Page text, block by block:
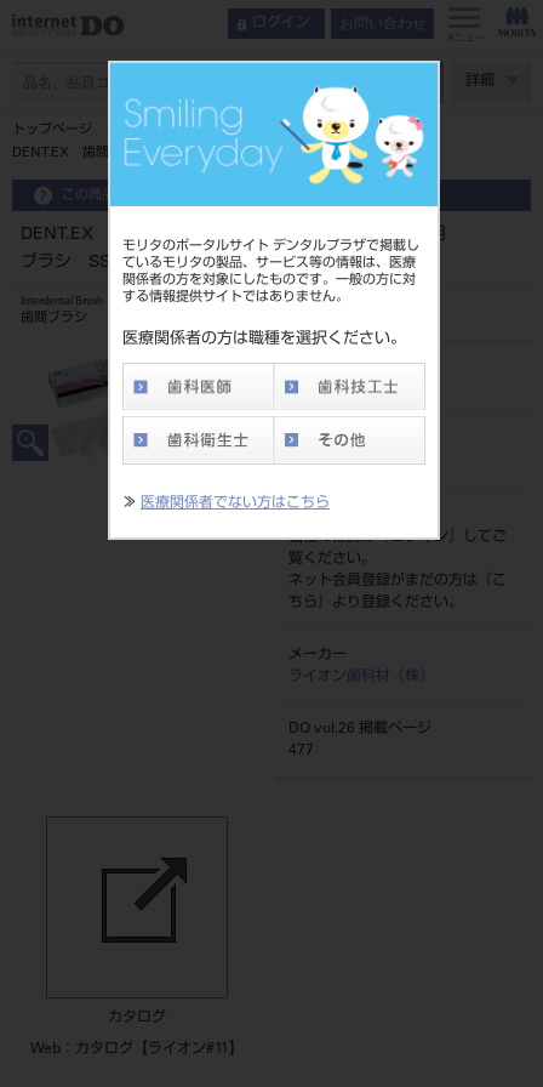
モリタのポータルサイト デンタルプラザで掲載し
ているモリタの製品、サービス等の情報は、医療
関係者の方を対象にしたものです。一般の方に対
する情報提供サイトではありません。
医療関係者の方は職種を選択ください。
≫ 医療関係者でない方はこちら
ログイン お問い合わせ
メニュー
詳細
トップページ
DENT.EX 歯間ブラシ long＆マイクロモーション 専用ブラシ SS
この商品に関するお問い合わせ
DENT.EX 歯間ブラシ long＆マイクロモーション 専用
ブラシ SS
Interdental Brush
歯間ブラシ
品目コード
205060612SS
JAN/EANコード
4903301106821
価格の確認は『ログイン
』してご
覧ください。
ネット会員登録がまだの方は『
こ
ちら
』より登録ください。
メーカー
ライオン歯科材（株）
DO vol.26 掲載ページ
477
カタログ
Web：カタログ【ライオン#11】